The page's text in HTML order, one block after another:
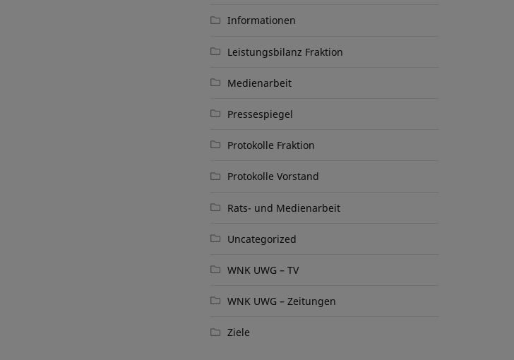
Informationen
Leistungsbilanz Fraktion
Medienarbeit
Pressespiegel
Protokolle Fraktion
Protokolle Vorstand
Rats- und Medienarbeit
Uncategorized
WNK UWG – TV
WNK UWG – Zeitungen
Ziele